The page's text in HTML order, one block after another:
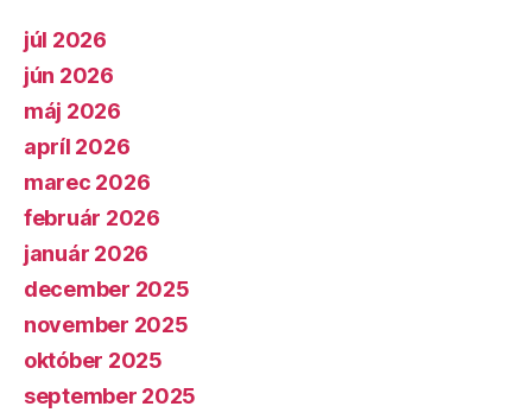
júl 2026
jún 2026
máj 2026
apríl 2026
marec 2026
február 2026
január 2026
december 2025
november 2025
október 2025
september 2025